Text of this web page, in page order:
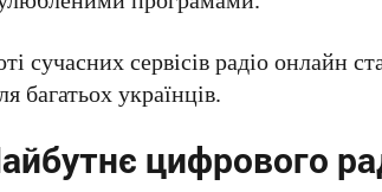
сучасних сервісів радіо онлайн
багатьох українців.
цифрового